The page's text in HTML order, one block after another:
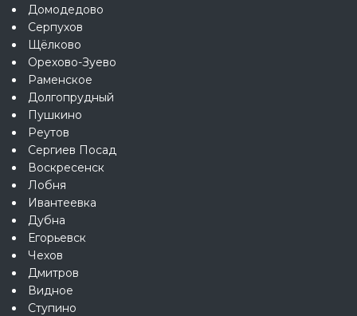
Домодедово
Серпухов
Щёлково
Орехово-Зуево
Раменское
Долгопрудный
Пушкино
Реутов
Сергиев Посад
Воскресенск
Лобня
Ивантеевка
Дубна
Егорьевск
Чехов
Дмитров
Видное
Ступино